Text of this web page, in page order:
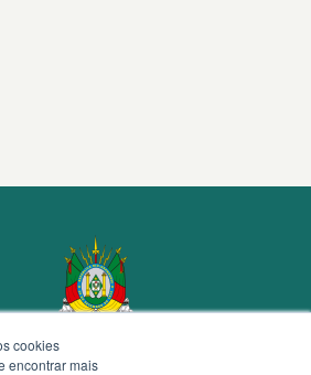
cookies
encontrar mais